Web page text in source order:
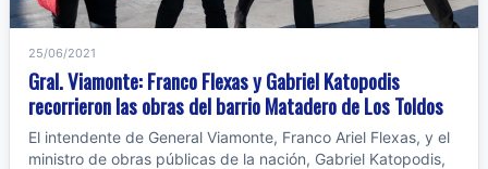
25/06/2021
Gral. Viamonte: Franco Flexas y Gabriel Katopodis
recorrieron las obras del barrio Matadero de Los Toldos
El intendente de General Viamonte, Franco Ariel Flexas, y el
ministro de obras públicas de la nación, Gabriel Katopodis,